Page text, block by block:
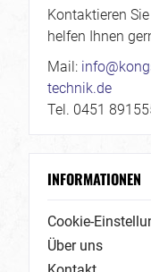
Kontaktieren
helfen Ihnen
Mail:
technik.de
Tel. 0451
INFORMATIONEN
Cookie-
Über uns